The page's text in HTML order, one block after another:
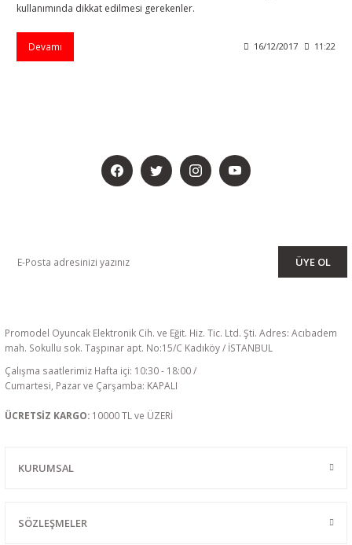
kullanımında dikkat edilmesi gerekenler.
Devamı 16/12/2017 11:22
ÜYE OL
Promodel Oyuncak Elektronik Cih. ve Eğit. Hiz. Tic. Ltd. Şti. Adres: Acıbadem
mah. Sokullu sok. Taşpınar apt. No:15/C Kadıköy / İSTANBUL
Çalışma saatlerimiz Hafta içi: 10:30 - 18:00 /
Cumartesi, Pazar ve Çarşamba: KAPALI
ÜCRETSİZ KARGO: 10000 TL ve ÜZERİ
KURUMSAL
SÖZLEŞMELER